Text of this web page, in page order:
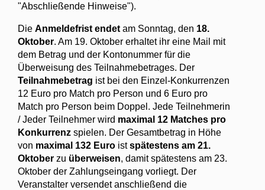
"Abschließende Hinweise").
Die Anmeldefrist endet am Sonntag, den 18.
Oktober. Am 19. Oktober erhaltet ihr eine Mail mit
dem Betrag und der Kontonummer für die
Überweisung des Teilnahmebetrages. Der
Teilnahmebetrag ist bei den Einzel-Konkurrenzen
12 Euro pro Match pro Person und 6 Euro pro
Match pro Person beim Doppel. Jede Teilnehmerin
/ Jeder Teilnehmer wird maximal 12 Matches pro
Konkurrenz spielen. Der Gesamtbetrag in Höhe
von maximal 132 Euro istspätestens am 21.
Oktober zu überweisen, damit spätestens am 23.
Oktober der Zahlungseingang vorliegt. Der
Veranstalter versendet anschließend die